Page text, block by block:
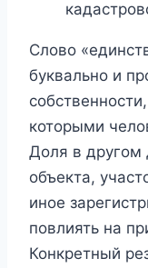
Слово
буквально и
которыми
Доля в другом
объекта,
иное
повлиять на
Конкретный